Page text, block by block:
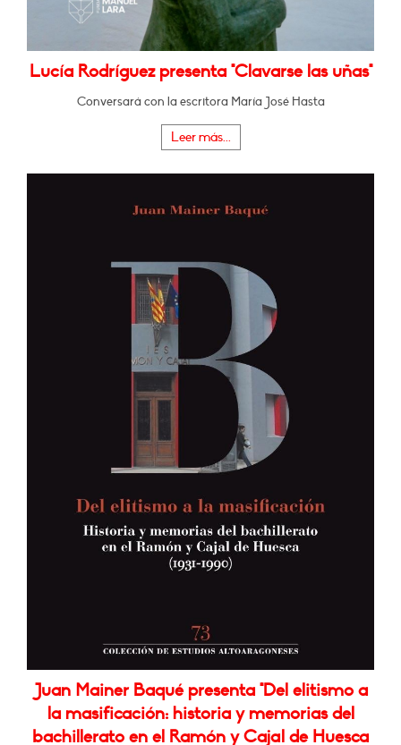
Lucía Rodríguez presenta "Clavarse las uñas"
Conversará con la escritora María José Hasta
Leer más...
Juan Mainer Baqué presenta "Del elitismo a
la masificación: historia y memorias del
bachillerato en el Ramón y Cajal de Huesca